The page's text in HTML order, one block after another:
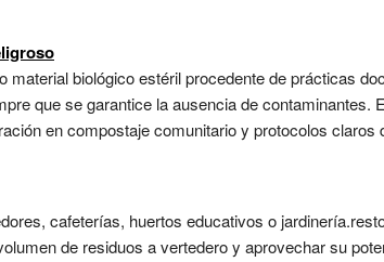
biológico estéril procedente de prácticas
que se garantice la ausencia de contaminantes.
en compostaje comunitario y protocolos
cafeterías, huertos educativos o
de residuos a vertedero y aprovechar su